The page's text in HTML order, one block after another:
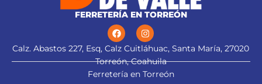
FERRETERÍA EN TORREÓN
Calz. Abastos 227, Esq, Calz Cuitláhuac, Santa María, 27020
Torreón, Coahuila
Ferretería en Torreón